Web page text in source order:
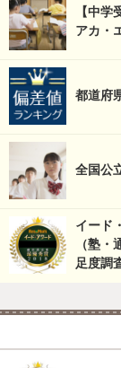
【中
アカ・
都道府
全国公
イード
（塾
足度調